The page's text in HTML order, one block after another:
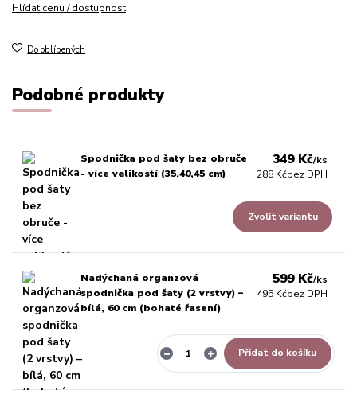
Hlídat cenu / dostupnost
Do oblíbených
Podobné produkty
Spodnička pod šaty bez obruče
- více velikostí (35,40,45 cm)
349 Kč/ks
288 Kčbez DPH
Zvolit variantu
Nadýchaná organzová
spodnička pod šaty (2 vrstvy) –
bílá, 60 cm (bohaté řasení)
599 Kč/ks
495 Kčbez DPH
Přidat do košíku